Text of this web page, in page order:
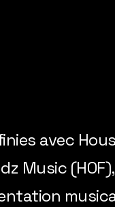
avec
Music